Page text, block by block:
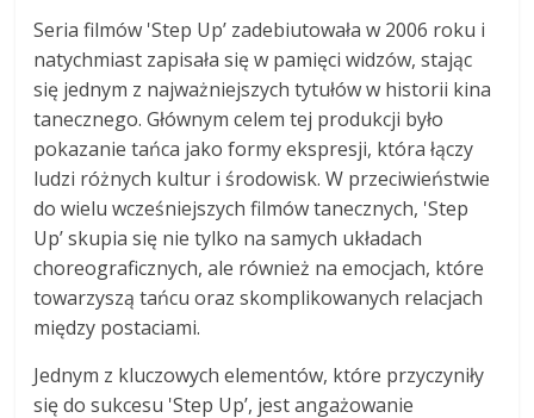
Seria filmów 'Step Up’ zadebiutowała w 2006 roku i
natychmiast zapisała się w pamięci widzów, stając
się jednym z najważniejszych tytułów w historii kina
tanecznego. Głównym celem tej produkcji było
pokazanie tańca jako formy ekspresji, która łączy
ludzi różnych kultur i środowisk. W przeciwieństwie
do wielu wcześniejszych filmów tanecznych, 'Step
Up’ skupia się nie tylko na samych układach
choreograficznych, ale również na emocjach, które
towarzyszą tańcu oraz skomplikowanych relacjach
między postaciami.
Jednym z kluczowych elementów, które przyczyniły
się do sukcesu 'Step Up’, jest angażowanie